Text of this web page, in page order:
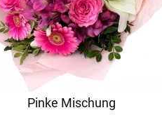
Pinke Mischung